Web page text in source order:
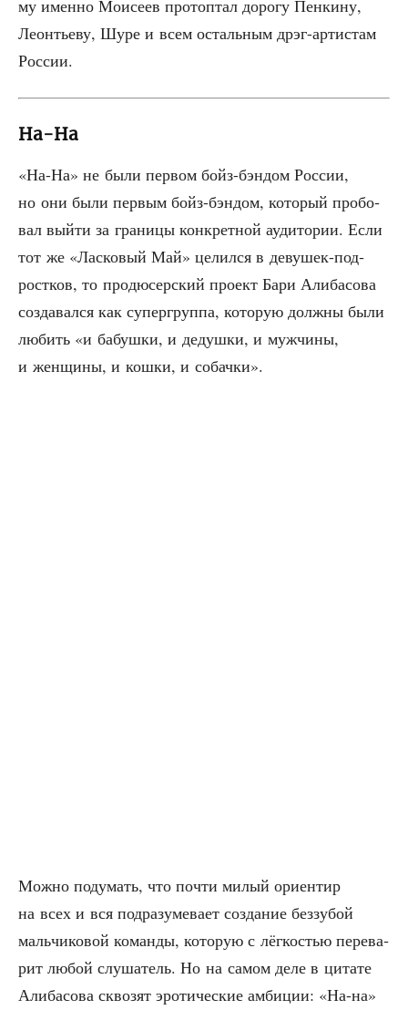
му имен­но Мои­се­ев про­топ­тал доро­гу Пен­ки­ну,
Леон­тье­ву, Шуре и всем осталь­ным дрэг-арти­стам
России.
На-На
«На-На» не были пер­вом бойз-бэн­дом Рос­сии,
но они были пер­вым бойз-бэн­дом, кото­рый про­бо­
вал вый­ти за гра­ни­цы кон­крет­ной ауди­то­рии. Если
тот же «Лас­ко­вый Май» целил­ся в деву­шек-под­
рост­ков, то про­дю­сер­ский про­ект Бари Али­ба­со­ва
созда­вал­ся как супер­груп­па, кото­рую долж­ны были
любить «и бабуш­ки, и дедуш­ки, и муж­чи­ны,
и жен­щи­ны, и кош­ки, и собачки».
Мож­но поду­мать, что почти милый ори­ен­тир
на всех и вся под­ра­зу­ме­ва­ет созда­ние без­зу­бой
маль­чи­ко­вой коман­ды, кото­рую с лёг­ко­стью пере­ва­
рит любой слу­ша­тель. Но на самом деле в цита­те
Али­ба­со­ва скво­зят эро­ти­че­ские амби­ции: «На-на»